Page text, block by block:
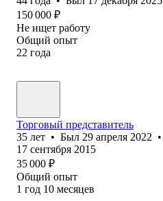
150 000 ₽
Не ищет работу
Общий опыт
22 года
Торговый представитель
35 лет • Был 29 апреля 2022 •
17 сентября 2015
35 000 ₽
Общий опыт
1 год 10 месяцев